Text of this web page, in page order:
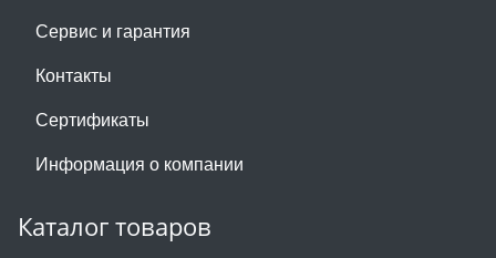
Сервис и гарантия
Контакты
Сертификаты
Информация о компании
Каталог товаров